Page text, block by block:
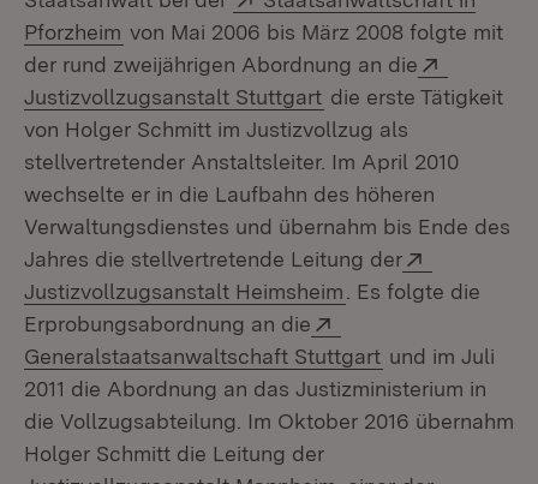
Pforzheim (Öffnet in neuem Fenster)
von Mai 2006 bis März 2008 folgte mit
der rund zweijährigen Abordnung an die
Justizvollzugsanstalt Stuttgart (Öffnet in neuem
die erste Tätigkeit
von Holger Schmitt im Justizvollzug als
stellvertretender Anstaltsleiter. Im April 2010
wechselte er in die Laufbahn des höheren
Verwaltungsdienstes und übernahm bis Ende des
Jahres die stellvertretende Leitung der
Justizvollzugsanstalt Heimsheim (Öffnet in neuem
. Es folgte die
Erprobungsabordnung an die
Generalstaatsanwaltschaft Stuttgart (Öffnet in
und im Juli
2011 die Abordnung an das Justizministerium in
die Vollzugsabteilung. Im Oktober 2016 übernahm
Holger Schmitt die Leitung der